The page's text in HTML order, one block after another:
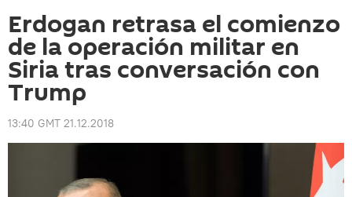
Erdogan retrasa el comienzo
de la operación militar en
Siria tras conversación con
Trump
13:40 GMT 21.12.2018